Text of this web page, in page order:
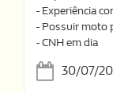
- Experiência
- Possuir moto
- CNH em dia
30/07/